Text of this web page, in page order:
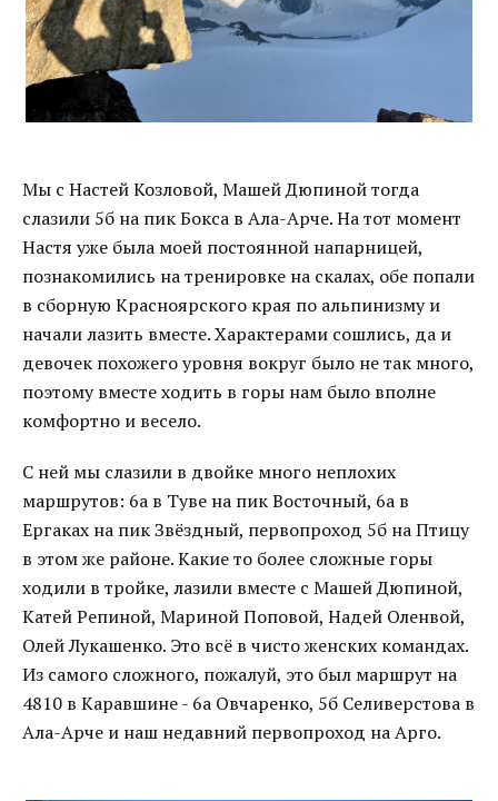
Мы с Настей Козловой, Машей Дюпиной тогда
слазили 5б на пик Бокса в Ала-Арче. На тот момент
Настя уже была моей постоянной напарницей,
познакомились на тренировке на скалах, обе попали
в сборную Красноярского края по альпинизму и
начали лазить вместе. Характерами сошлись, да и
девочек похожего уровня вокруг было не так много,
поэтому вместе ходить в горы нам было вполне
комфортно и весело.
С ней мы слазили в двойке много неплохих
маршрутов: 6а в Туве на пик Восточный, 6а в
Ергаках на пик Звёздный, первопроход 5б на Птицу
в этом же районе. Какие то более сложные горы
ходили в тройке, лазили вместе с Машей Дюпиной,
Катей Репиной, Мариной Поповой, Надей Оленвой,
Олей Лукашенко. Это всё в чисто женских командах.
Из самого сложного, пожалуй, это был маршрут на
4810 в Каравшине - 6а Овчаренко, 5б Селиверстова в
Ала-Арче и наш недавний первопроход на Арго.